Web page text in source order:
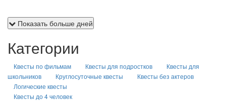
Показать больше дней
Категории
Квесты по фильмам Квесты для подростков
Квесты для
школьников
Круглосуточные квесты
Квесты без актеров
Логические квесты
Квесты до 4 человек